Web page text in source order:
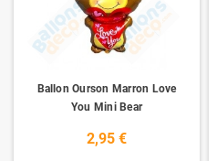
Ballon Ourson Marron Love
You Mini Bear
2,95 €